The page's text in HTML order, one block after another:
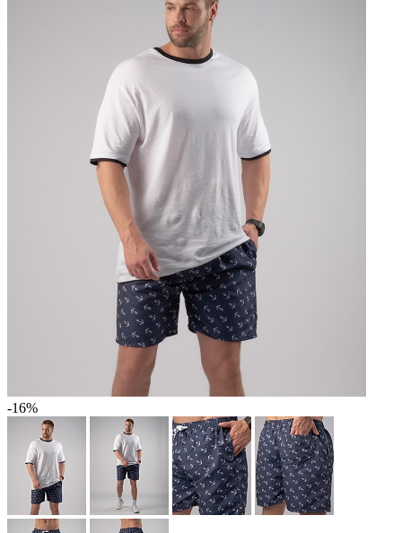
-16%